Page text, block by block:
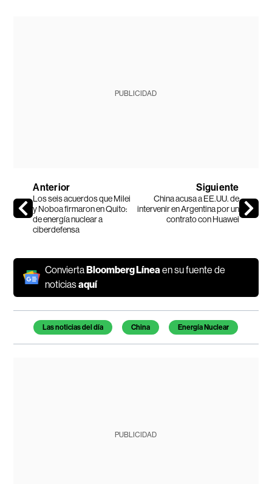
PUBLICIDAD
Anterior
Los seis acuerdos que Milei
y Noboa firmaron en Quito:
de energía nuclear a
ciberdefensa
Siguiente
China acusa a EE.UU. de
intervenir en Argentina por un
contrato con Huawei
ConviertaBloomberg Línea en su fuente de
noticiasaquí
Temas de este artículo
Las noticias del día China Energía Nuclear
PUBLICIDAD